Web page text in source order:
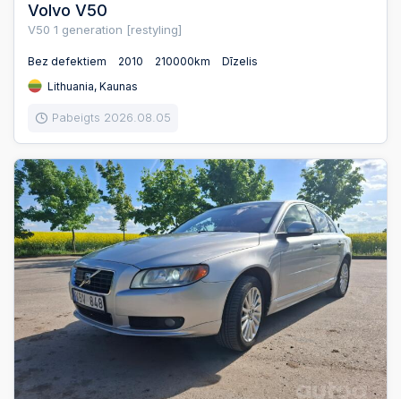
Volvo V50
V50 1 generation [restyling]
Bez defektiem 2010 210000km
Dīzelis
Lithuania, Kaunas
Pabeigts 2026.08.05